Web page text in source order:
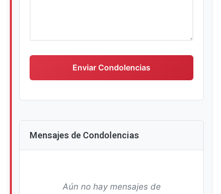
Enviar Condolencias
Mensajes de Condolencias
Aún no hay mensajes de